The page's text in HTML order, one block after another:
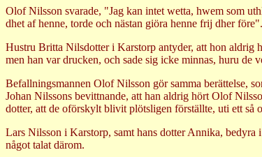
Olof Nilsson svarade, "Jag kan intet wetta, hwem som
dhet af henne, torde och nästan giöra henne frij dher
Hustru Britta Nilsdotter i Karstorp antyder, att hon aldrig
men han var drucken, och sade sig icke minnas, huru de
Befallningsmannen Olof Nilsson gör samma berättelse,
Johan Nilssons bevittnande, att han aldrig hört Olof
dotter, att de oförskylt blivit plötsligen förställte, uti ett så
Lars Nilsson i Karstorp, samt hans dotter Annika,
något talat därom.